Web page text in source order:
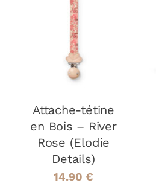
DÉTAILS
Attache-tétine
en Bois – River
Rose (Elodie
Details)
14.90 €